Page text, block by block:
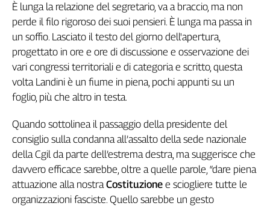
È lunga la relazione del segretario, va a braccio, ma non
perde il filo rigoroso dei suoi pensieri. È lunga ma passa in
un soffio. Lasciato il testo del giorno dell'apertura,
progettato in ore e ore di discussione e osservazione dei
vari congressi territoriali e di categoria e scritto, questa
volta Landini è un fiume in piena, pochi appunti su un
foglio, più che altro in testa.
Quando sottolinea il passaggio della presidente del
consiglio sulla condanna all’assalto della sede nazionale
della Cgil da parte dell’estrema destra, ma suggerisce che
davvero efficace sarebbe, oltre a quelle parole, “dare piena
attuazione alla nostraCostituzione e sciogliere tutte le
organizzazioni fasciste. Quello sarebbe un gesto